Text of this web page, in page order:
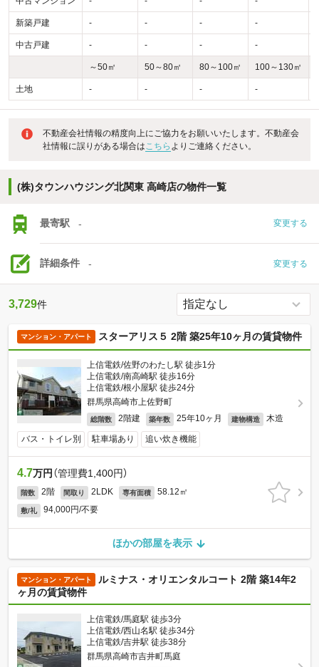
新築戸建 - - - -
中古戸建 - - - -
～50㎡ 50～80㎡ 80～100㎡ 100～130㎡
土地 - - - -
不動産会社情報の精度向上にご協力をお願いいたします。不動産会
社情報に誤りがある場合はこちら よりご連絡ください。
(株)タウンハウジング北関東 高崎店の物件一覧
最寄駅 - 変更する
詳細条件 - 変更する
3,729件
マンション・アパート スターアリス５ 2階 築25年10ヶ月の賃貸物件
上信電鉄/佐野のわたし駅 徒歩1分
上信電鉄/南高崎駅 徒歩16分
上信電鉄/根小屋駅 徒歩24分
群馬県高崎市上佐野町
総階数 2階建 築年数 25年10ヶ月 建物構造 木造
バス・トイレ別 駐車場あり 追い炊き機能
4.7万円 （管理費1,400円）
階数 2階 間取り 2LDK 専有面積 58.12㎡
敷/礼 94,000円/不要
ほかの部屋を表示
マンション・アパート
ルミナス・オリエンタルコート 2階 築14年2
ヶ月の賃貸物件
上信電鉄/馬庭駅 徒歩3分
上信電鉄/西山名駅 徒歩34分
上信電鉄/吉井駅 徒歩38分
群馬県高崎市吉井町馬庭